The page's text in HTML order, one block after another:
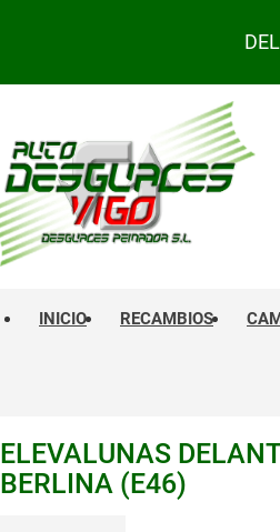
INICIO RECAMBIOS
ELEVALUNAS
BERLINA (E46)